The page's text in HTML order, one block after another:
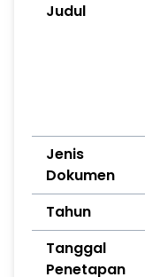
Judul
Jenis
Dokumen
Tahun
Tanggal
Penetapan